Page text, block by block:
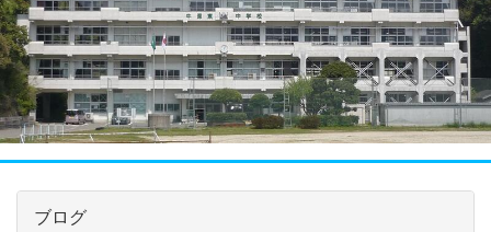
ブログ